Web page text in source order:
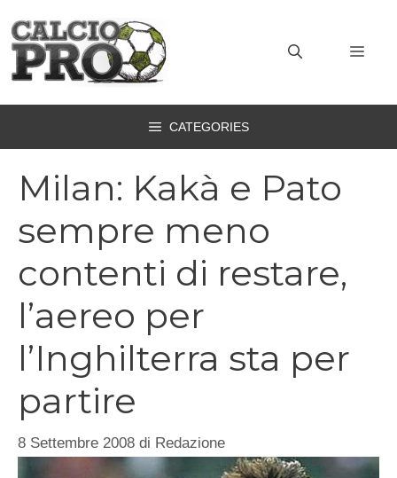
contenuto
CATEGORIES
Milan: Kakà e Pato
sempre meno
contenti di restare,
l’aereo per
l’Inghilterra sta per
partire
8 Settembre 2008 di Redazione